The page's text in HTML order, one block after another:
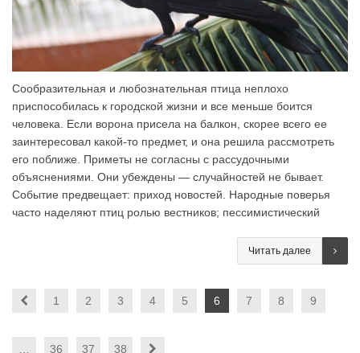
Сообразительная и любознательная птица неплохо
приспособилась к городской жизни и все меньше боится
человека. Если ворона присела на балкон, скорее всего ее
заинтересовал какой-то предмет, и она решила рассмотреть
его поближе. Приметы не согласны с рассудочными
объяснениями. Они убеждены — случайностей не бывает.
Событие предвещает: приход новостей. Народные поверья
часто наделяют птиц ролью вестников; пессимистический
Читать далее
1 2 3 4 5 6 7 8 9
36 37 38